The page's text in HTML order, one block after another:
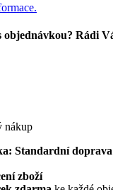
objednávkou? Rádi
nákup
Standardní
zboží